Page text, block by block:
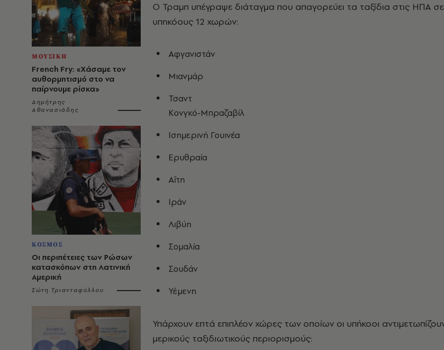
ΜΟΥΣΙΚΗ
French Fry: «Χάσαμε τον
αυθορμητισμό στο να
παίρνουμε ρίσκα»
Δημήτρης
Αθανασιάδης
ΚΟΣΜΟΣ
Οι περιπέτειες των Ρώσων
κατασκόπων στη Λατινική
Αμερική
Σώτη Τριανταφύλλου
Ο Τραμπ υπέγραψε διάταγμα που απαγορεύει τα ταξίδια στις ΗΠΑ σε
υπηκόους 12 χωρών:
Αφγανιστάν
Μιανμάρ
Τσαντ
Κονγκό-Μπραζαβίλ
Ισημερινή Γουινέα
Ερυθραία
Αΐτη
Ιράν
Λιβύη
Σομαλία
Σουδάν
Υέμενη
Υπάρχουν επτά επιπλέον χώρες των οποίων οι υπήκοοι
μερικούς ταξιδιωτικούς περιορισμούς: